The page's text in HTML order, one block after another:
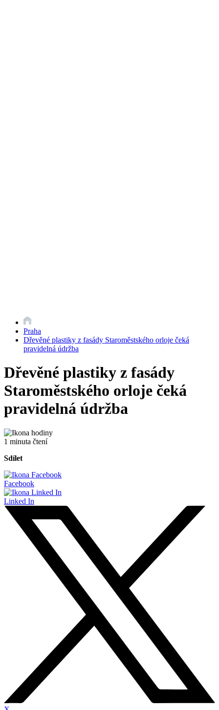
Praha
Dřevěné plastiky z fasády Staroměstského orloje čeká
pravidelná údržba
Dřevěné plastiky z fasády
Staroměstského orloje čeká
pravidelná údržba
1 minuta čtení
Sdílet
Facebook
Linked In